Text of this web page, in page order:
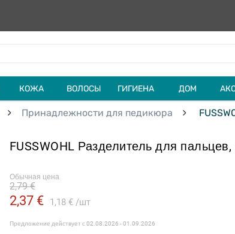
КОЖА ВОЛОСЫ ГИГИЕНА ДОМ
Принадлежности для педикюра
FUSSWOHL Разделитель для
Обычная цена
2,37 € 1,18 € шт
2,79 €
Предложение действует с02.08.2026 - 01.09.2026